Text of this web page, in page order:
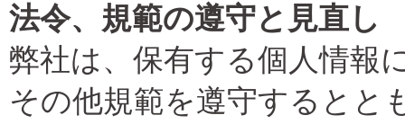
法令、規範の遵守と見直し
弊社は、保有する個人情報
その他規範を遵守するとと